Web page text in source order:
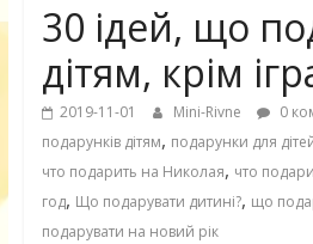
30 ідей, що
дітям, крім
2019-11-01 Mini-Rivne 0
подарунків дітям, подарунки для
что подарить на Николая, что
год, Що подарувати дитині?, що
подарувати на новий рік